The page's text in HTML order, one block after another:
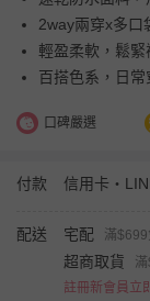
2way兩穿x多口
輕盈柔軟，鬆
百搭色系，日常
口碑嚴選
付款
配送 宅配 滿$699
超商取貨
註冊新會員立